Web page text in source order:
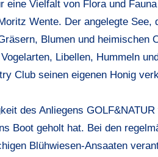
eine Vielfalt von Flora und
Wente. Der angelegte
Blumen und heimischen
Libellen, Hummeln
Club seinen eigenen Honig
des Anliegens
Boot geholt hat. Bei den
Blühwiesen-Ansaaten